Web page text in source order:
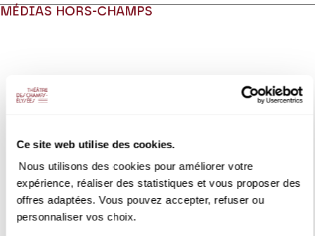
Ce site web utilise des cookies.
Nous utilisons des cookies pour améliorer votre
expérience, réaliser des statistiques et vous proposer des
offres adaptées. Vous pouvez accepter, refuser ou
personnaliser vos choix.
d’amour en musique », il est celui que les interprètes tiennent
symphonique avec des extraits de l’ultime symphonie « Jupiter »
de Mozart. Le génie mozartien à son acmé entre logique formelle
Coproduction Théâtre des Champs-Elysées | Les Siècles
MÉDIAS HORS-CHAMPS
VIDEO
François-Xavier Roth